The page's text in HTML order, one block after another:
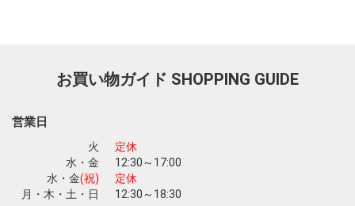
お買い物ガイド SHOPPING GUIDE
営業日
火
定休
水・金
12:30～17:00
水・金(祝)
定休
月・木・土・日
12:30～18:30